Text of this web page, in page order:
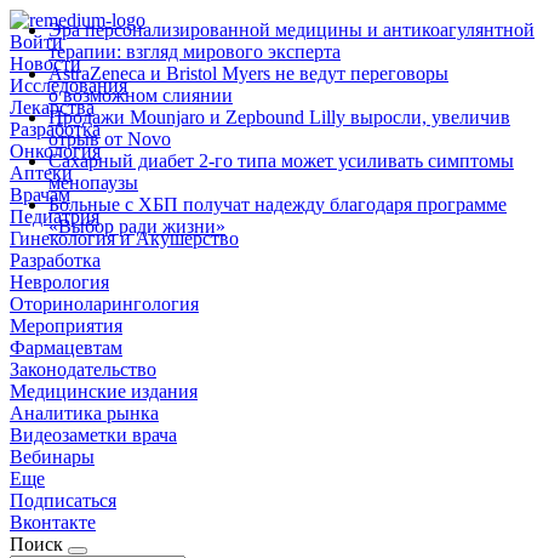
Войти
Новости
Исследования
Лекарства
Разработка
Онкология
Аптеки
Врачам
Педиатрия
Гинекология и Акушерство
Разработка
Неврология
Оториноларингология
Мероприятия
Фармацевтам
Законодательство
Медицинские издания
Аналитика рынка
Видеозаметки врача
Вебинары
Еще
Подписаться
Вконтакте
Поиск
Эра персонализированной медицины и антикоагулянтной
терапии: взгляд мирового эксперта
AstraZeneca и Bristol Myers не ведут переговоры
о возможном слиянии
Продажи Mounjaro и Zepbound Lilly выросли, увеличив
отрыв от Novo
Сахарный диабет 2‑го типа может усиливать симптомы
менопаузы
Больные с ХБП получат надежду благодаря программе
«Выбор ради жизни»